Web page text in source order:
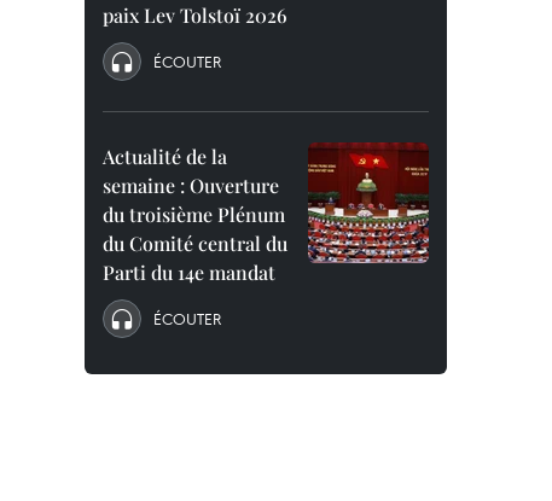
paix Lev Tolstoï 2026
ÉCOUTER
Actualité de la
semaine : Ouverture
du troisième Plénum
du Comité central du
Parti du 14e mandat
ÉCOUTER